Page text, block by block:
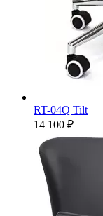
RT-04Q Tilt
14 100 ₽